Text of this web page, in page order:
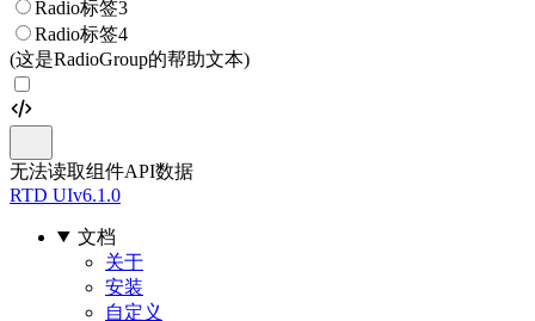
Radio标签3
Radio标签4
(这是RadioGroup的帮助文本)
无法读取组件API数据
RTD UIv6.1.0
文档
关于
安装
自定义